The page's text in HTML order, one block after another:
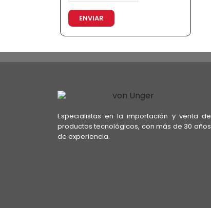
ENVIAR
Especialistas en la importación y venta de
productos tecnológicos, con más de 30 años
de experiencia.